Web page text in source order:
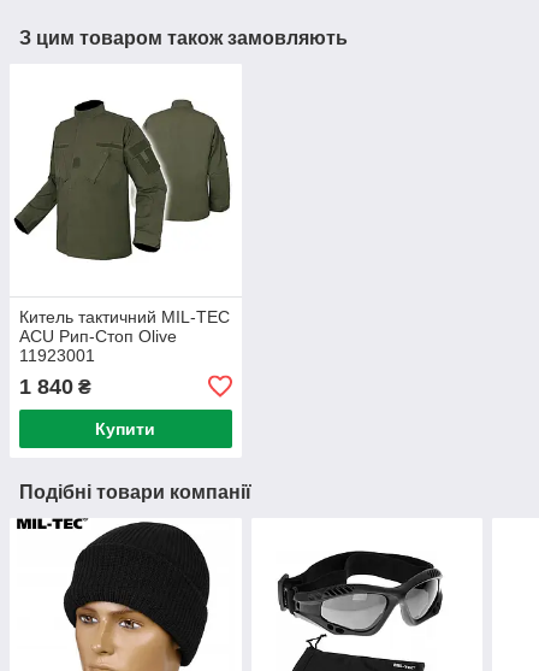
З цим товаром також замовляють
Китель тактичний MIL-TEC
ACU Рип-Стоп Olive
11923001
1 840 ₴
Купити
Подібні товари компанії